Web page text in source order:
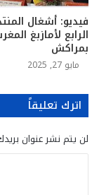
فيديو: أشغال
الرابع لأمازبغ
بمراكش
مايو 27, 2025
اترك تعليقاً
لن يتم نشر عنوان